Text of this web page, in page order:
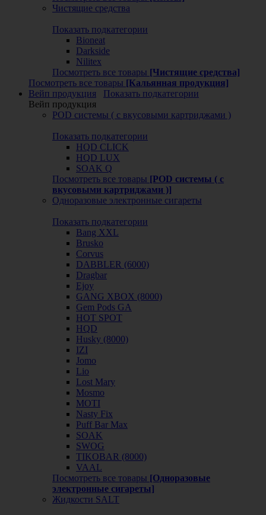
Чистящие средства
Показать подкатегории
Bioneat
Darkside
Nilitex
Посмотреть все товары [Чистящие средства]
Посмотреть все товары [Кальянная продукция]
Вейп продукция
Показать подкатегории
Вейп продукция
POD системы ( с вкусовыми картриджами )
Показать подкатегории
HQD CLICK
HQD LUX
SOAK Q
Посмотреть все товары [POD системы ( с
вкусовыми картриджами )]
Одноразовые электронные сигареты
Показать подкатегории
Bang XXL
Brusko
Corvus
DABBLER (6000)
Dragbar
Ejoy
GANG XBOX (8000)
Gem Pods GA
HOT SPOT
HQD
Husky (8000)
IZI
Jomo
Lio
Lost Mary
Mosmo
MOTI
Nasty Fix
Puff Bar Max
SOAK
SWOG
TIKOBAR (8000)
VAAL
Посмотреть все товары [Одноразовые
электронные сигареты]
Жидкости SALT